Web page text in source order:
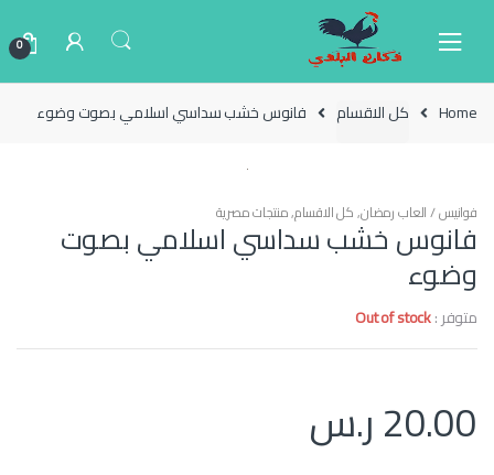
0
Home كل الاقسام فانوس خشب سداسي اسلامي بصوت وضوء
فوانيس / العاب رمضان,كل الاقسام,منتجات مصرية
فانوس خشب سداسي اسلامي بصوت
وضوء
متوفر :Out of stock
20.00ر.س